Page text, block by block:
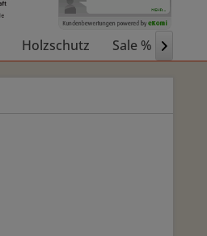
Holzschutz Sale % 